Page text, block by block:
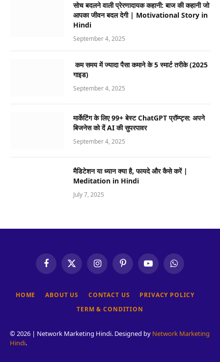
सोच बदलने वाली प्रेरणादायक कहानी: बाज की कहानी जो
आपका जीवन बदल देगी | Motivational Story in
Hindi
September 4, 2025
कम समय में ज्यादा पैसा कमाने के 5 स्मार्ट तरीके (2025
गाइड)
September 4, 2025
मार्केटिंग के लिए 99+ बेस्ट ChatGPT प्रॉम्प्ट्स: अपने
बिजनेस को दें AI की सुपरपावर
September 4, 2025
मैडिटेशन या ध्यान क्या है, फायदे और कैसे करें |
Meditation in Hindi
July 7, 2025
FacebookX
(Twitter)
InstagramPinterestYouTubeWhatsApp
HOME ABOUT US CONTACT US
PRIVACY POLICY
TERM & CONDITION
© 2026 | Network Marketing Hindi. Designed by Network Marketing
Hindi.